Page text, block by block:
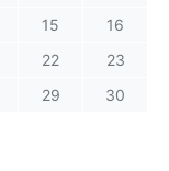
15
16
22
23
29
30